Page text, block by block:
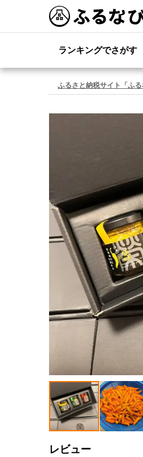
ランキングでさがす
ふるさと納税サイト「ふる
レビュー